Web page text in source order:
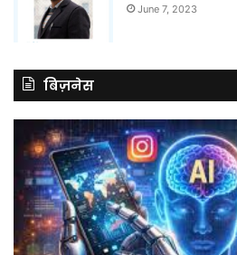
June 7, 2023
बिज़नेस